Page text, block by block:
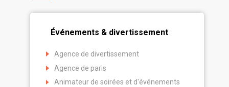
Événements & divertissement
Agence de divertissement
Agence de paris
Animateur de soirées et d'événements